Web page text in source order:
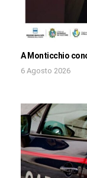
A Monticchio
6 Agosto 2026